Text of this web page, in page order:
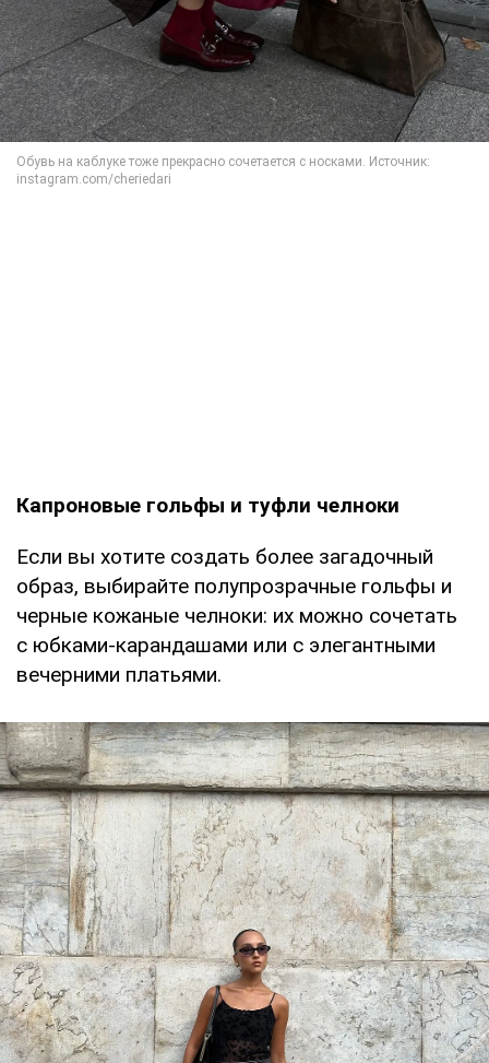
Капроновые гольфы и туфли челноки
Если вы хотите создать более загадочный
образ, выбирайте полупрозрачные гольфы и
черные кожаные челноки: их можно сочетать
с юбками-карандашами или с элегантными
вечерними платьями.